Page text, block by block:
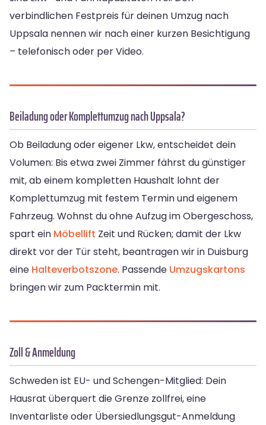
verbindlichen Festpreis für deinen Umzug nach
Uppsala nennen wir nach einer kurzen Besichtigung
– telefonisch oder per Video.
Beiladung oder Komplettumzug nach Uppsala?
Ob Beiladung oder eigener Lkw, entscheidet dein
Volumen: Bis etwa zwei Zimmer fährst du günstiger
mit, ab einem kompletten Haushalt lohnt der
Komplettumzug mit festem Termin und eigenem
Fahrzeug. Wohnst du ohne Aufzug im Obergeschoss,
spart ein Möbellift Zeit und Rücken; damit der Lkw
direkt vor der Tür steht, beantragen wir in Duisburg
eine Halteverbotszone. Passende Umzugskartons
bringen wir zum Packtermin mit.
Zoll & Anmeldung
Schweden ist EU- und Schengen-Mitglied: Dein
Hausrat überquert die Grenze zollfrei, eine
Inventarliste oder Übersiedlungsgut-Anmeldung